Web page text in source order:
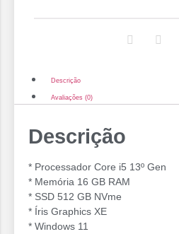
Descrição
Avaliações (0)
Descrição
* Processador Core i5 13º Gen
* Memória 16 GB RAM
* SSD 512 GB NVme
* ⁠Íris Graphics XE
* Windows 11